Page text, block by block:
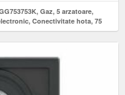
Gaz, 5 arzatoare,
Conectivitate hota, 75